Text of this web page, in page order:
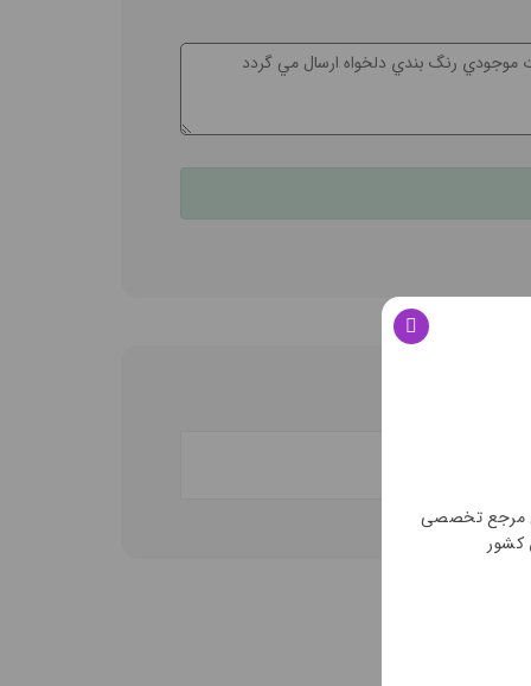
مرجع تخصصی
کشور